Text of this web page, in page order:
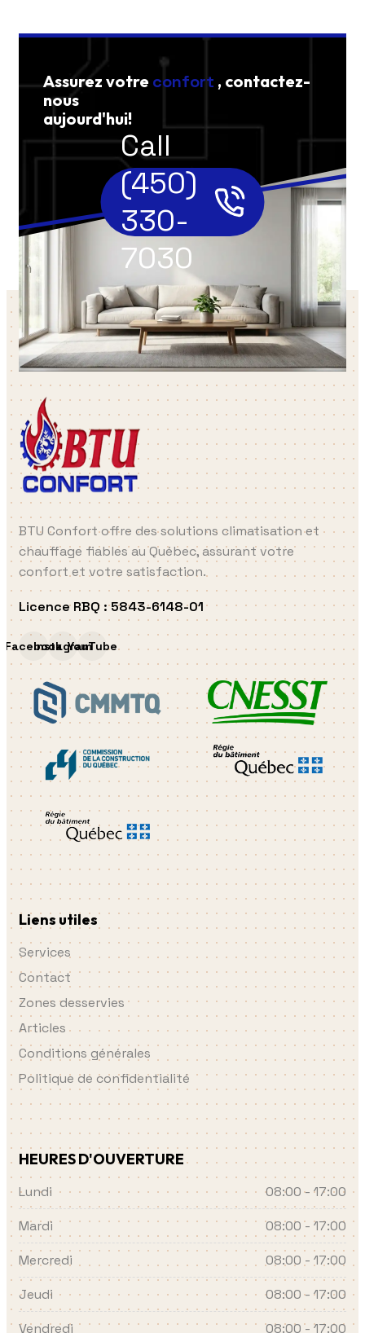
Assurez votre confort , contactez-
nous
aujourd'hui!
Call
(450)
330-
7030
BTU Confort offre des solutions climatisation et
chauffage fiables au Québec, assurant votre
confort et votre satisfaction.
Licence RBQ : 5843-6148-01
FacebookInstagramYouTube
Liens utiles
Services
Contact
Zones desservies
Articles
Conditions générales
Politique de confidentialité
HEURES D'OUVERTURE
Lundi
08:00 - 17:00
Mardi
08:00 - 17:00
Mercredi
08:00 - 17:00
Jeudi
08:00 - 17:00
Vendredi
08:00 - 17:00